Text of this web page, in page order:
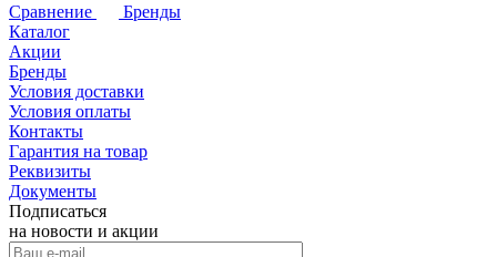
Сравнение
Бренды
Каталог
Акции
Бренды
Условия доставки
Условия оплаты
Контакты
Гарантия на товар
Реквизиты
Документы
Подписаться
на новости и акции